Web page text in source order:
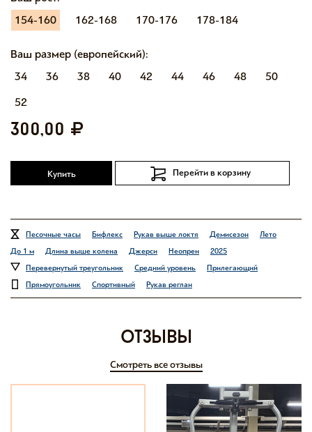
154-160
162-168 170-176 178-184
Ваш размер (европейский):
34
36 38 40 42 44 46 48
50
52
300,00
Купить Перейти в корзину
Песочные часы Бифлекс Рукав выше локтя Демисезон
Лето
До 1 м
Длина выше колена Джерси Неопрен
2025
Перевернутый треугольник
Средний уровень
Прилегающий
Прямоугольник
Спортивный Рукав реглан
отзывы
Смотреть все отзывы